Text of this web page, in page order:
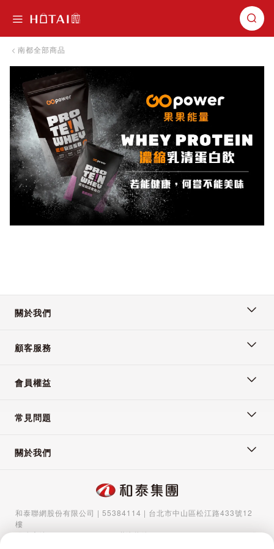
南都全部商品
關於我們
顧客服務
會員權益
常見問題
關於我們
和泰聯網股份有限公司 | 55384114 | 台北市中山區松江路433號12
樓
服務專線：02-5570-1788| 聯絡信箱：gocs@hotaigo.com.tw| 服